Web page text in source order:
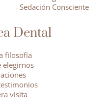
- Sedación Consciente
Dental
filosofía
elegirnos
visita